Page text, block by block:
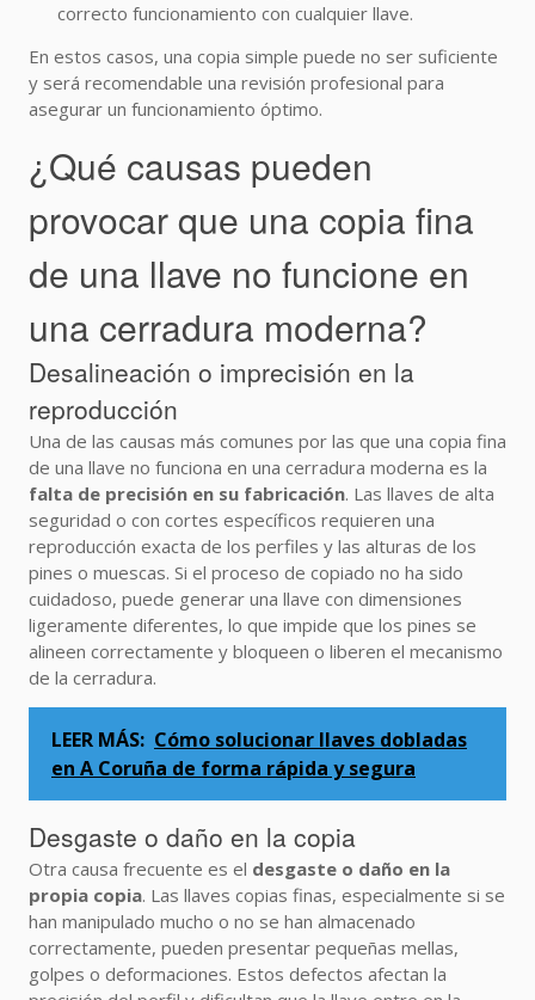
correcto funcionamiento con cualquier llave.
En estos casos, una copia simple puede no ser suficiente
y será recomendable una revisión profesional para
asegurar un funcionamiento óptimo.
¿Qué causas pueden
provocar que una copia fina
de una llave no funcione en
una cerradura moderna?
Desalineación o imprecisión en la
reproducción
Una de las causas más comunes por las que una copia fina
de una llave no funciona en una cerradura moderna es la
falta de precisión en su fabricación. Las llaves de alta
seguridad o con cortes específicos requieren una
reproducción exacta de los perfiles y las alturas de los
pines o muescas. Si el proceso de copiado no ha sido
cuidadoso, puede generar una llave con dimensiones
ligeramente diferentes, lo que impide que los pines se
alineen correctamente y bloqueen o liberen el mecanismo
de la cerradura.
LEER MÁS: Cómo solucionar llaves dobladas
en A Coruña de forma rápida y segura
Desgaste o daño en la copia
Otra causa frecuente es el desgaste o daño en la
propia copia. Las llaves copias finas, especialmente si se
han manipulado mucho o no se han almacenado
correctamente, pueden presentar pequeñas mellas,
golpes o deformaciones. Estos defectos afectan la